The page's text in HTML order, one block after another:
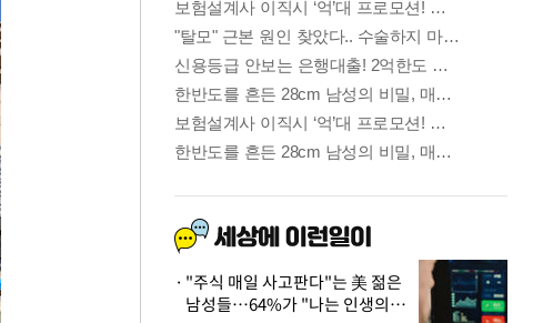
"주식 매일 사고판다"는 美 젊은
남성들…64%가 "나는 인생의